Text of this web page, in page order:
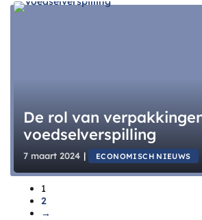
De rol van
voedselverspilling
7 maart 2024 | ECONOMISCH NIEUWS
1
2
→